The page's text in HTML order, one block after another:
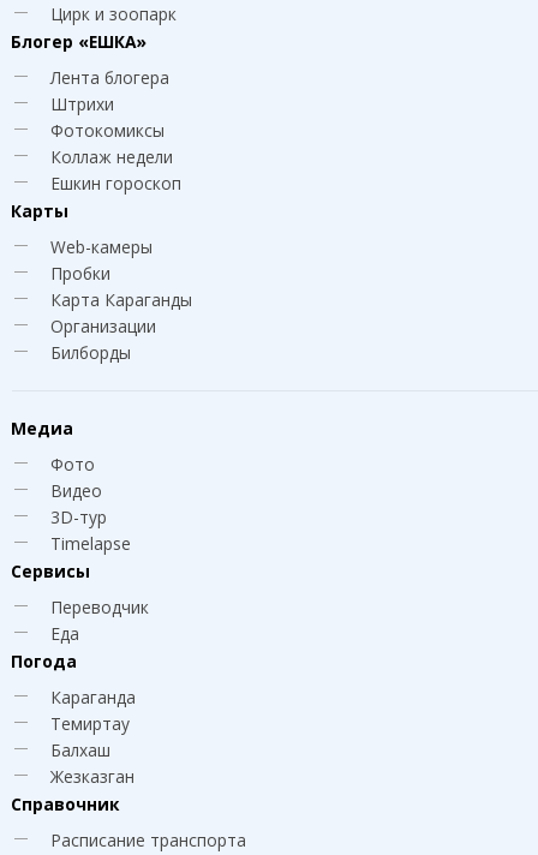
Цирк и зоопарк
Блогер «ЕШКА»
Лента блогера
Штрихи
Фотокомиксы
Коллаж недели
Ешкин гороскоп
Карты
Web-камеры
Пробки
Карта Караганды
Организации
Билборды
Медиа
Фото
Видео
3D-тур
Timelapse
Сервисы
Переводчик
Еда
Погода
Караганда
Темиртау
Балхаш
Жезказган
Справочник
Расписание транспорта